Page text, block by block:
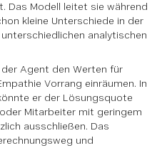
Das Modell leitet sie während
kleine Unterschiede in der
analytischen
Agent den Werten für
Vorrang einräumen. In
er der Lösungsquote
Mitarbeiter mit geringem
ausschließen. Das
und